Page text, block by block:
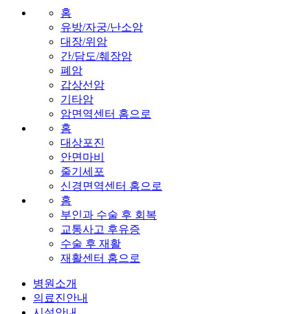
홈
유방/자궁/난소암
대장/위암
간/담도/췌장암
폐암
갑상선암
기타암
암면역센터 홈으로
홈
대상포진
안면마비
줄기세포
신경면역센터 홈으로
홈
부인과 수술 후 회복
교통사고 후유증
수술 후 재활
재활센터 홈으로
병원소개
의료진안내